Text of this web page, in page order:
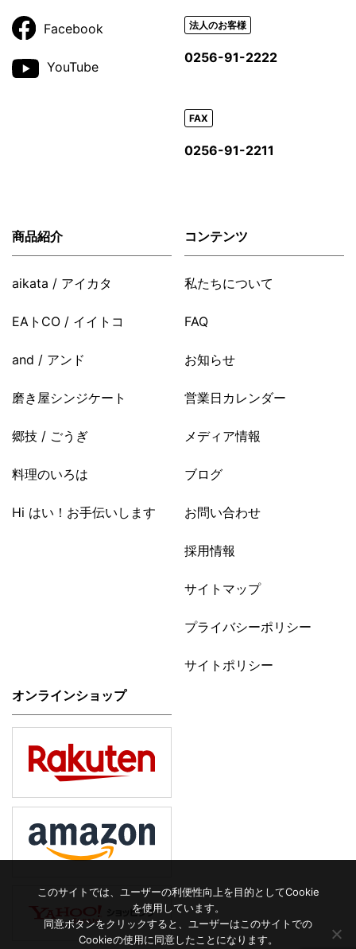
Facebook
YouTube
法人のお客様
0256-91-2222
FAX
0256-91-2211
商品紹介
aikata / アイカタ
EAトCO / イイトコ
and / アンド
磨き屋シンジケート
郷技 / ごうぎ
料理のいろは
Hi はい！お手伝いします
コンテンツ
私たちについて
FAQ
お知らせ
営業日カレンダー
メディア情報
ブログ
お問い合わせ
採用情報
サイトマップ
プライバシーポリシー
サイトポリシー
オンラインショップ
このサイトでは、ユーザーの利便性向上を目的としてCookie
を使用しています。
同意ボタンをクリックすると、ユーザーはこのサイトでの
Cookieの使用に同意したことになります。